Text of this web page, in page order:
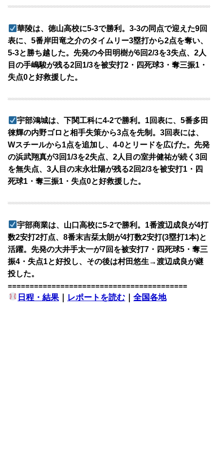
華陵は、徳山高校に5-3で勝利。3-3の同点で迎えた9回
表に、5番岸田竜之介のタイムリー3塁打から2点を奪い、
5-3と勝ち越した。先発の今田明樹が6回2/3を3失点、2人
目の手嶋駿が残る2回1/3を被安打2・四死球3・奪三振1・
失点0と好救援した。
宇部鴻城は、下関工科に4-2で勝利。1回表に、5番多田
徠輝の内野ゴロと相手失策から3点を先制。3回表には、
Wスチールから1点を追加し、4-0とリードを広げた。先発
の浜武翔真が3回1/3を2失点、2人目の室井健祐が続く3回
を無失点、3人目の末永壮陽が残る2回2/3を被安打1・四
死球1・奪三振1・失点0と好救援した。
宇部商業は、山口高校に5-2で勝利。1番渡辺成良が4打
数2安打2打点、8番末吉栞太朗が4打数2安打(3塁打1本)と
活躍。先発の大井手太一が7回を被安打7・四死球5・奪三
振4・失点1と好投し、その後は村田悠生→渡辺成良が継
投した。
=========================================
日程・結果 ｜ レポートを読む ｜全国各地